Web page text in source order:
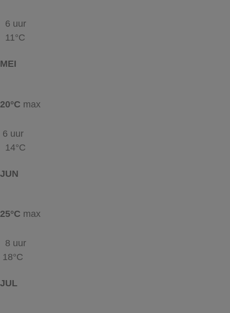
6 uur
11°C
MEI
20°C max
6 uur
14°C
JUN
25°C max
8 uur
18°C
JUL